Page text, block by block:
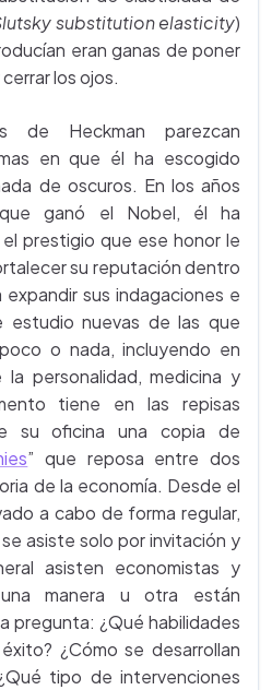
substitution elasticity)
eran ganas de poner
los ojos.
de Heckman parezcan
en que él ha escogido
de oscuros. En los años
que ganó el Nobel, él ha
prestigio que ese honor le
su reputación dentro
sus indagaciones e
estudio nuevas de las que
o nada, incluyendo en
personalidad, medicina y
tiene en las repisas
su oficina una copia de
” que reposa entre dos
de la economía. Desde el
a cabo de forma regular,
asiste solo por invitación y
asisten economistas y
manera u otra están
pregunta: ¿Qué habilidades
¿Cómo se desarrollan
tipo de intervenciones